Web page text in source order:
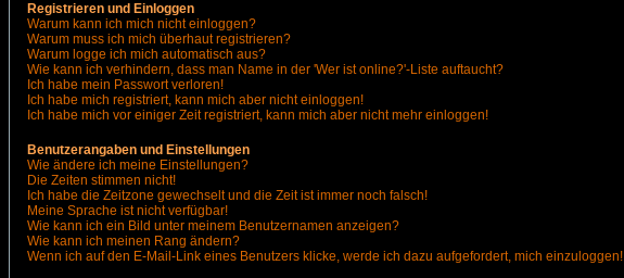
Registrieren und Einloggen
Warum kann ich mich nicht einloggen?
Warum muss ich mich überhaut registrieren?
Warum logge ich mich automatisch aus?
Wie kann ich verhindern, dass man Name in der 'Wer ist online?'-Liste auftaucht?
Ich habe mein Passwort verloren!
Ich habe mich registriert, kann mich aber nicht einloggen!
Ich habe mich vor einiger Zeit registriert, kann mich aber nicht mehr einloggen!
Benutzerangaben und Einstellungen
Wie ändere ich meine Einstellungen?
Die Zeiten stimmen nicht!
Ich habe die Zeitzone gewechselt und die Zeit ist immer noch falsch!
Meine Sprache ist nicht verfügbar!
Wie kann ich ein Bild unter meinem Benutzernamen anzeigen?
Wie kann ich meinen Rang ändern?
Wenn ich auf den E-Mail-Link eines Benutzers klicke, werde ich dazu aufgefordert, mich einzuloggen!